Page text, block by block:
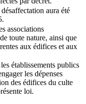
aura été
associations
toute nature, ainsi que
aux édifices et aux
établissements publics
les dépenses
des édifices du culte
loi.